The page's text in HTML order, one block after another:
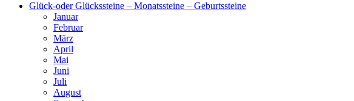
Glück-oder Glückssteine – Monatssteine – Geburtssteine
Januar
Februar
März
April
Mai
Juni
Juli
August